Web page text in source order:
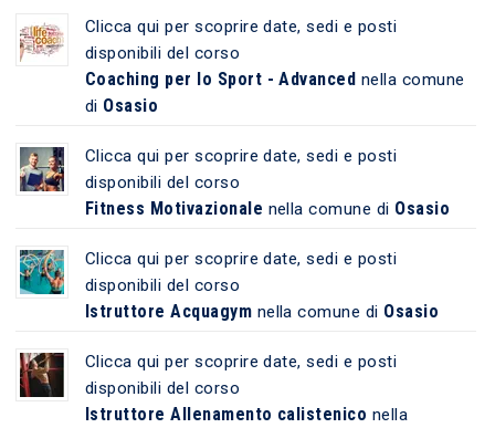
Clicca qui per scoprire date, sedi e posti
disponibili del corso
Coaching per lo Sport - Advanced nella comune
di Osasio
Clicca qui per scoprire date, sedi e posti
disponibili del corso
Fitness Motivazionale nella comune di Osasio
Clicca qui per scoprire date, sedi e posti
disponibili del corso
Istruttore Acquagym nella comune di Osasio
Clicca qui per scoprire date, sedi e posti
disponibili del corso
Istruttore Allenamento calistenico nella